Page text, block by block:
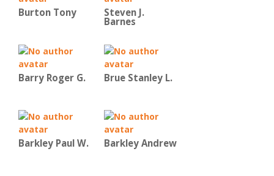
Burton Tony Steven J.
Barnes
Barry Roger G. Brue Stanley L.
Barkley Paul W. Barkley Andrew